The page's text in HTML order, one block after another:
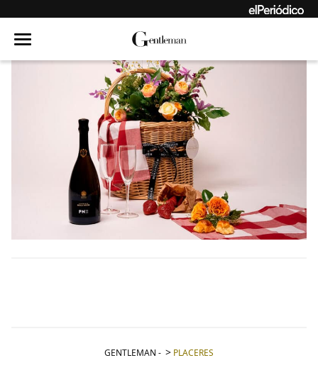
GENTLEMAN - PLACERES